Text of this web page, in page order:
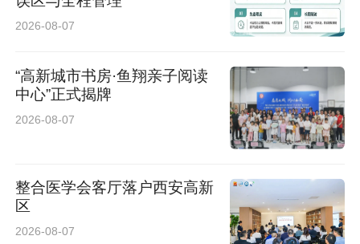
2026-08-07
“高新城市书房·鱼翔亲子阅读
中心”正式揭牌
2026-08-07
整合医学会客厅落户西安高新
区
2026-08-07